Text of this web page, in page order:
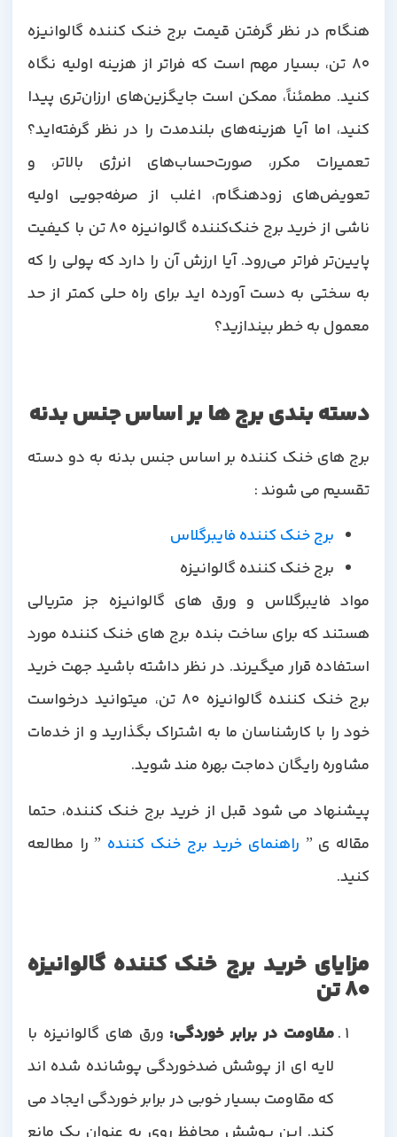
هنگام در نظر گرفتن قیمت برج خنک کننده گالوانیزه
80 تن، بسیار مهم است که فراتر از هزینه اولیه نگاه
کنید. مطمئناً، ممکن است جایگزین‌های ارزان‌تری پیدا
کنید، اما آیا هزینه‌های بلندمدت را در نظر گرفته‌اید؟
تعمیرات مکرر، صورت‌حساب‌های انرژی بالاتر، و
تعویض‌های زودهنگام، اغلب از صرفه‌جویی اولیه
ناشی از خرید برج خنک‌کننده گالوانیزه 80 تن با کیفیت
پایین‌تر فراتر می‌رود. آیا ارزش آن را دارد که پولی را که
به سختی به دست آورده اید برای راه حلی کمتر از حد
معمول به خطر بیندازید؟
دسته بندی برج ها بر اساس جنس بدنه
برج های خنک کننده بر اساس جنس بدنه به دو دسته
تقسیم می شوند :
برج خنک کننده فایبرگلاس
برج خنک کننده گالوانیزه
مواد فایبرگلاس و ورق های گالوانیزه جز متریالی
هستند که برای ساخت بنده برج های خنک کننده مورد
استفاده قرار میگیرند. در نظر داشته باشید جهت خرید
برج خنک کننده گالوانیزه 80 تن، میتوانید درخواست
خود را با کارشناسان ما به اشتراک بگذارید و از خدمات
مشاوره رایگان دماجت بهره مند شوید.
پیشنهاد می شود قبل از خرید برج خنک کننده، حتما
مقاله ی ” راهنمای خرید برج خنک کننده ” را مطالعه
کنید.
مزایای خرید برج خنک کننده گالوانیزه
80 تن
مقاومت در برابر خوردگی: ورق های گالوانیزه با
لایه ای از پوشش ضدخوردگی پوشانده شده اند
که مقاومت بسیار خوبی در برابر خوردگی ایجاد می